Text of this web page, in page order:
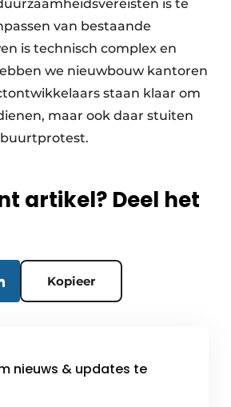
is te
van bestaande
is technisch complex en
we nieuwbouw kantoren
staan klaar om
maar ook daar stuiten
artikel? Deel het
Kopieer
nieuws & updates te